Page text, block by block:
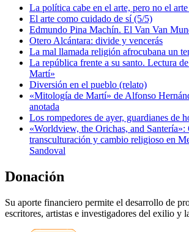
La política cabe en el arte, pero no el
El arte como cuidado de sí (5/5)
Edmundo Pina Machín. El Van Van
Otero Alcántara: divide y vencerás
La mal llamada religión afrocubana un
La república frente a su santo. Lectura
Martí»
Diversión en el pueblo (relato)
«Mitología de Martí» de Alfonso
anotada
Los rompedores de ayer, guardianes de
«Worldview, the Orichas, and Santería»:
transculturación y cambio religioso en
Sandoval
Donación
Su aporte financiero permite el desarrollo de
escritores, artistas e investigadores del exilio y